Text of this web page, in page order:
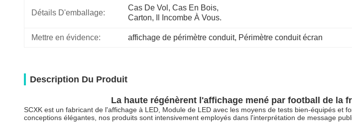
Détails D'emballage:
Cas De Vol, Cas En Bois,
Carton, Il Incombe À Vous.
Mettre en évidence: affichage de périmètre conduit, Périmètre conduit écran
Description Du Produit
La haute régénèrent l'affichage mené par football de la
SCXK est un fabricant de l'affichage à LED, Module de LED avec les moyens de tests bien-équipés
conceptions élégantes, nos produits sont intensivement employés dans l'interprétation de message